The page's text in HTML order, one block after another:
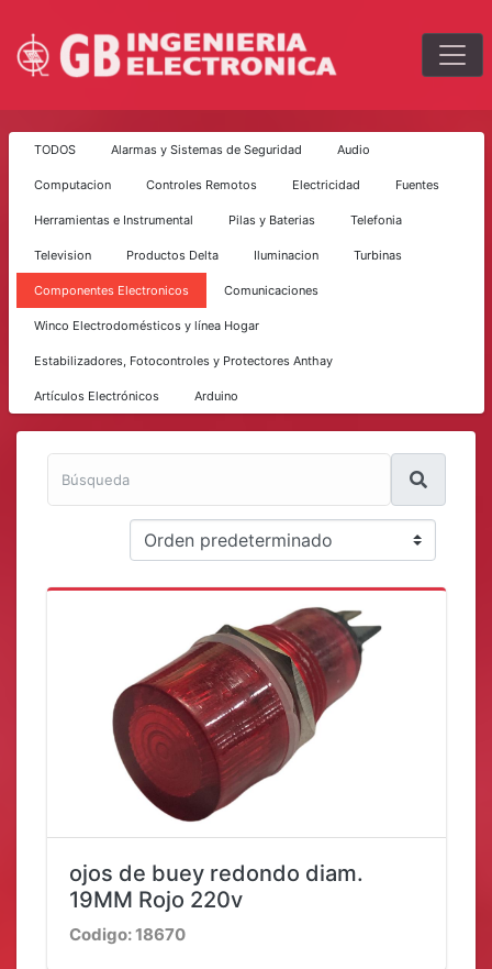
TODOS Alarmas y Sistemas de Seguridad Audio
Computacion Controles Remotos Electricidad Fuentes
Herramientas e Instrumental Pilas y Baterias Telefonia
Television Productos Delta Iluminacion Turbinas
Componentes Electronicos Comunicaciones
Winco Electrodomésticos y línea Hogar
Estabilizadores, Fotocontroles y Protectores Anthay
Artículos Electrónicos Arduino
ojos de buey redondo diam.
19MM Rojo 220v
Codigo: 18670